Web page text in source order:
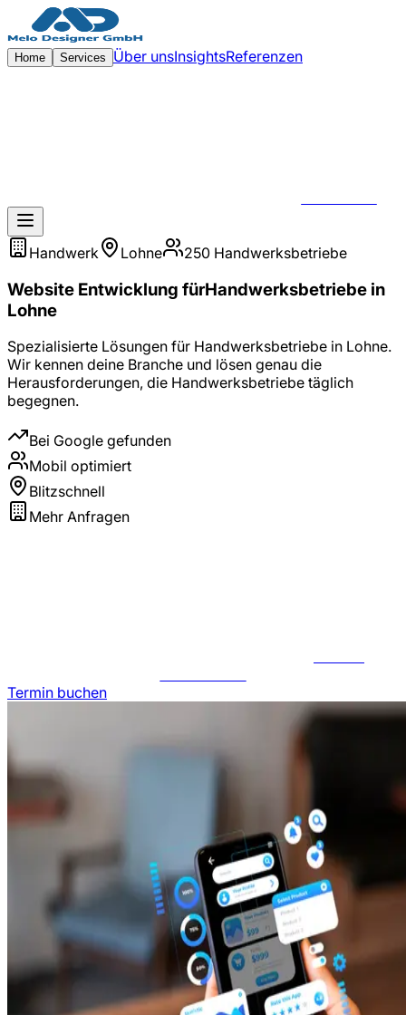
Zum Hauptinhalt springen
Home Services Über unsInsightsReferenzen
Handwerk Lohne 250 Handwerksbetriebe
Website Entwicklung fürHandwerksbetriebe in
Lohne
Spezialisierte Lösungen für Handwerksbetriebe in Lohne.
Wir kennen deine Branche und lösen genau die
Herausforderungen, die Handwerksbetriebe täglich
begegnen.
Bei Google gefunden
Mobil optimiert
Blitzschnell
Mehr Anfragen
Termin buchen